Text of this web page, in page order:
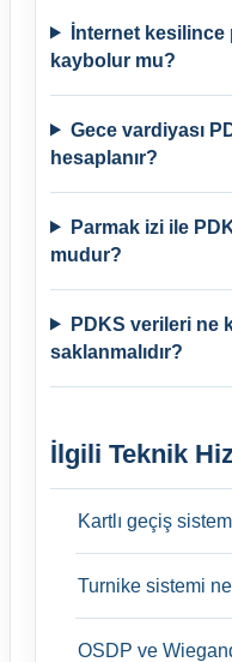
İnternet kesilince
kaybolur mu?
Gece vardiyası
hesaplanır?
Parmak izi ile
mudur?
PDKS verileri ne
saklanmalıdır?
İlgili Teknik
Kartlı geçiş
Turnike sistemi
OSDP ve